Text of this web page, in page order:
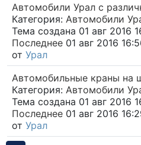
Автомобили Урал с
Категория: Автомобили
Тема создана 01 авг 2016
Последнее 01 авг 2016
от Урал
Автомобильные краны на
Категория: Автомобили
Тема создана 01 авг 2016
Последнее 01 авг 2016
от Урал